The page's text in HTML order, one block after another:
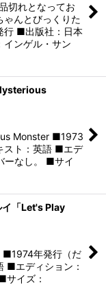
切れとなってお
んとびっくりた
■出版社：日本
ンゲル・サン
Monster ■1973
スト：英語 ■エデ
ーなし。 ■サイ
イ「Let's Play
年発行（だ
■エディション：
サイズ：